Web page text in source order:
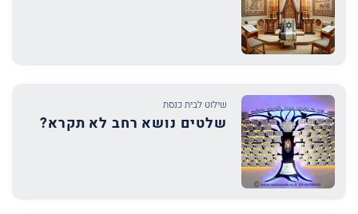
שילוט לבית כנסת
שלטים נושא רחב לא תקרא?